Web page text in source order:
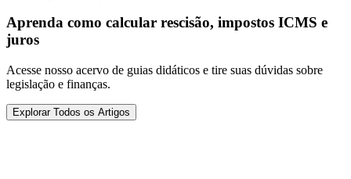
Aprenda como calcular rescisão, impostos ICMS e
juros
Acesse nosso acervo de guias didáticos e tire suas dúvidas sobre
legislação e finanças.
Explorar Todos os Artigos